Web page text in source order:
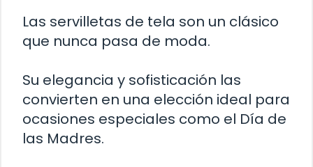
Las servilletas de tela son un clásico
que nunca pasa de moda.
Su elegancia y sofisticación las
convierten en una elección ideal para
ocasiones especiales como el Día de
las Madres.